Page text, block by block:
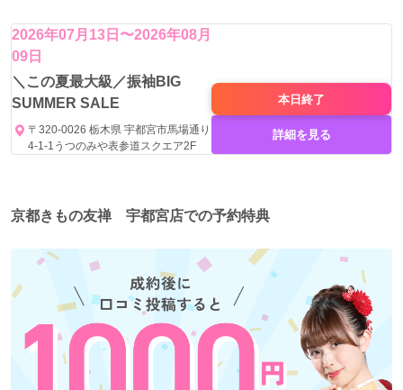
2026年07月13日〜2026年08月
09日
＼この夏最大級／振袖BIG
SUMMER SALE
〒320-0026 栃木県 宇都宮市馬場通り
4-1-1うつのみや表参道スクエア2F
本日 終了
詳細を見る
京都きもの友禅 宇都宮店での予約特典